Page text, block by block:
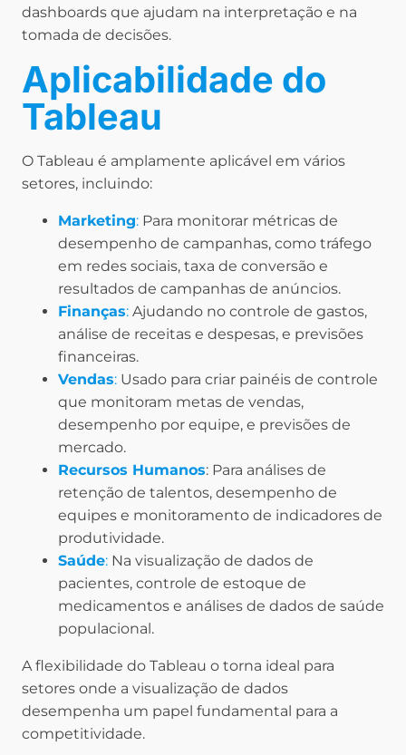
dashboards que ajudam na interpretação e na
tomada de decisões.
Aplicabilidade do
Tableau
O Tableau é amplamente aplicável em vários
setores, incluindo:
Marketing: Para monitorar métricas de
desempenho de campanhas, como tráfego
em redes sociais, taxa de conversão e
resultados de campanhas de anúncios.
Finanças: Ajudando no controle de gastos,
análise de receitas e despesas, e previsões
financeiras.
Vendas: Usado para criar painéis de controle
que monitoram metas de vendas,
desempenho por equipe, e previsões de
mercado.
Recursos Humanos: Para análises de
retenção de talentos, desempenho de
equipes e monitoramento de indicadores de
produtividade.
Saúde: Na visualização de dados de
pacientes, controle de estoque de
medicamentos e análises de dados de saúde
populacional.
A flexibilidade do Tableau o torna ideal para
setores onde a visualização de dados
desempenha um papel fundamental para a
competitividade.